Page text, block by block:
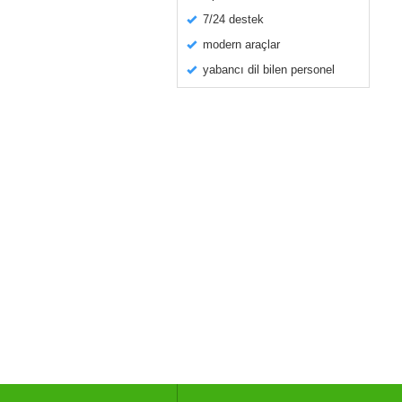
7/24 destek
modern araçlar
yabancı dil bilen personel